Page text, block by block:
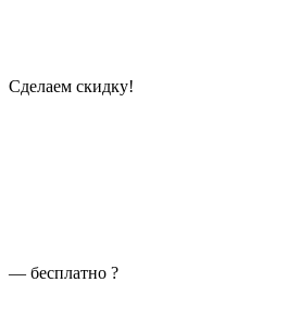
Сделаем скидку!
— бесплатно ?